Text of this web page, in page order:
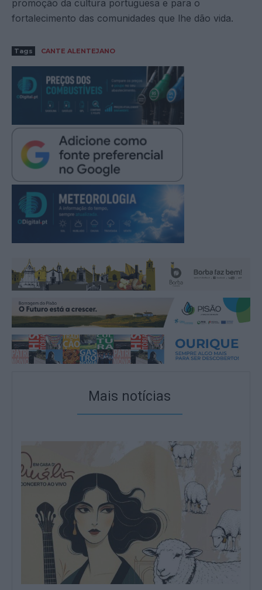
promoção da cultura portuguesa e para o
fortalecimento das comunidades que lhe dão vida.
Tags CANTE ALENTEJANO
Mais notícias